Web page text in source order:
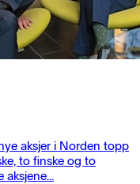
aksjer i Norden topp
to finske og to
aksjene...